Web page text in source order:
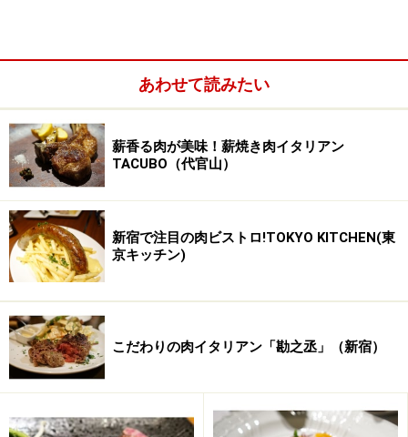
カウンター席
躍進中の「うしごろ」グループの新業態
2014年3月3日、麻布十番にオープンした「鉄板バンビー
あわせて読みたい
薪香る肉が美味！薪焼き肉イタリアン
TACUBO（代官山）
新宿で注目の肉ビストロ!TOKYO KITCHEN(東
京キッチン)
こだわりの肉イタリアン「勘之丞」（新宿）